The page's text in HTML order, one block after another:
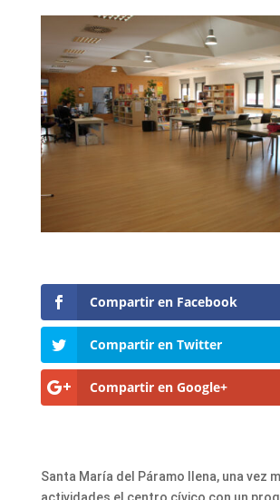
Compartir en Facebook
Compartir en Twitter
Compartir en Google+
Santa María del Páramo llena, una vez